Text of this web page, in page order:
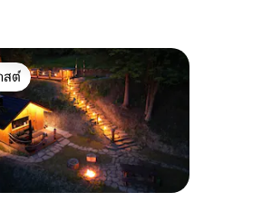
ต์ที่สุด
สต์